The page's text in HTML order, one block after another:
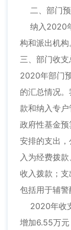
二、部门
纳入2020
构和派出机构
三、部门收
2020年部门
的汇总情况
款和纳入专
政府性基金
安排的支出
入为经费拨
收入拨款；
包括用于辅警
2020年收
增加6.55万